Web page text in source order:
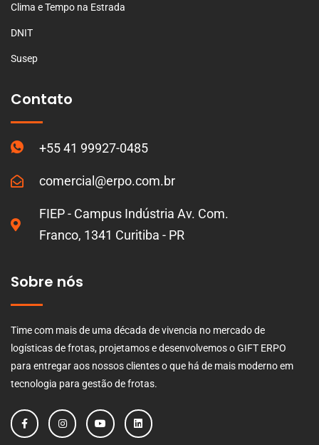
Clima e Tempo na Estrada
DNIT
Susep
Contato
+55 41 99927-0485
comercial@erpo.com.br
FIEP - Campus Indústria Av. Com.
Franco, 1341 Curitiba - PR
Sobre nós
Time com mais de uma década de vivencia no mercado de
logísticas de frotas, projetamos e desenvolvemos o GIFT ERPO
para entregar aos nossos clientes o que há de mais moderno em
tecnologia para gestão de frotas.